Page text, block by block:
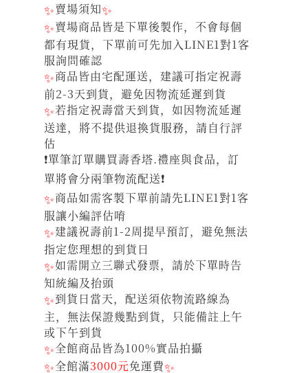
✨賣場須知✨
✨賣場商品皆是下單後製作，不會每個
都有現貨，下單前可先加入LINE1對1客
服詢問確認
✨商品皆由宅配運送，建議可指定祝壽
前2-3天到貨，避免因物流延遲到貨
✨若指定祝壽當天到貨，如因物流延遲
送達，將不提供退換貨服務，請自行評
估
❗單筆訂單購買壽香塔.禮座與食品，訂
單將會分兩筆物流配送❗
✨商品如需客製下單前請先LINE1對1客
服讓小編評估唷
✨建議祝壽前1-2周提早預訂，避免無法
指定您理想的到貨日
✨如需開立三聯式發票，請於下單時告
知統編及抬頭
✨到貨日當天，配送須依物流路線為
主，無法保證幾點到貨，只能備註上午
或下午到貨
✨全館商品皆為100%實品拍攝
✨全館滿3000元免運費✨